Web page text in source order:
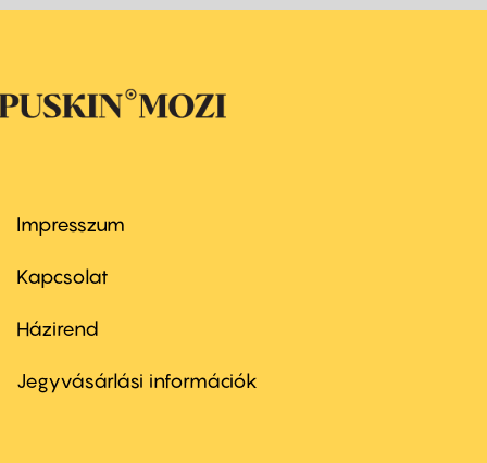
Footer
first
Impresszum
Kapcsolat
Footer
second
Házirend
Jegyvásárlási információk